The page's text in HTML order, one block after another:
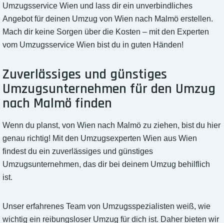
Umzugsservice Wien und lass dir ein unverbindliches
Angebot für deinen Umzug von Wien nach Malmö erstellen.
Mach dir keine Sorgen über die Kosten – mit den Experten
vom Umzugsservice Wien bist du in guten Händen!
Zuverlässiges und günstiges
Umzugsunternehmen für den Umzug
nach Malmö finden
Wenn du planst, von Wien nach Malmö zu ziehen, bist du hier
genau richtig! Mit den Umzugsexperten Wien aus Wien
findest du ein zuverlässiges und günstiges
Umzugsunternehmen, das dir bei deinem Umzug behilflich
ist.
Unser erfahrenes Team von Umzugsspezialisten weiß, wie
wichtig ein reibungsloser Umzug für dich ist. Daher bieten wir